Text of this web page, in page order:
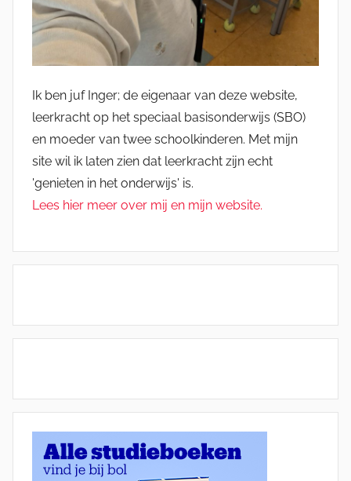
Ik ben juf Inger; de eigenaar van deze website,
leerkracht op het speciaal basisonderwijs (SBO)
en moeder van twee schoolkinderen. Met mijn
site wil ik laten zien dat leerkracht zijn echt
'genieten in het onderwijs' is.
Lees hier meer over mij en mijn website.